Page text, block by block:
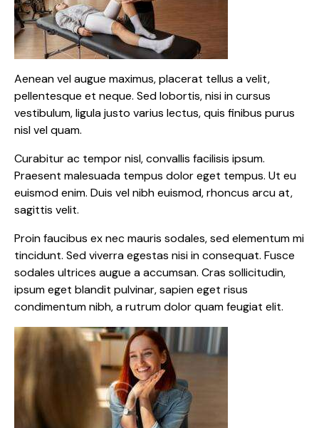
Aenean vel augue maximus, placerat tellus a velit,
pellentesque et neque. Sed lobortis, nisi in cursus
vestibulum, ligula justo varius lectus, quis finibus purus
nisl vel quam.
Curabitur ac tempor nisl, convallis facilisis ipsum.
Praesent malesuada tempus dolor eget tempus. Ut eu
euismod enim. Duis vel nibh euismod, rhoncus arcu at,
sagittis velit.
Proin faucibus ex nec mauris sodales, sed elementum mi
tincidunt. Sed viverra egestas nisi in consequat. Fusce
sodales ultrices augue a accumsan. Cras sollicitudin,
ipsum eget blandit pulvinar, sapien eget risus
condimentum nibh, a rutrum dolor quam feugiat elit.